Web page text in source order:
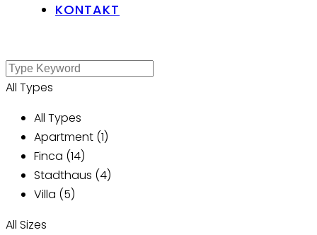
KONTAKT
All Types
All Types
Apartment (1)
Finca (14)
Stadthaus (4)
Villa (5)
All Sizes